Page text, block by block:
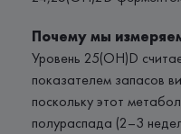
Почему мы
Уровень 25(OH)D
показателем запасов
поскольку этот
полураспада (2–3